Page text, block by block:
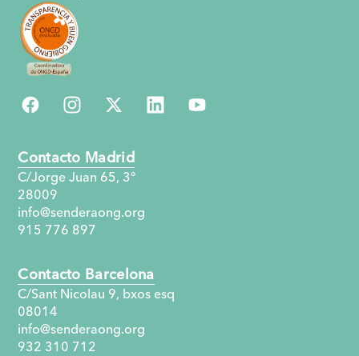
Contacto Madrid
C/Jorge Juan 65, 3°
28009
info@senderaong.org
915 776 897
Contacto Barcelona
C/Sant Nicolau 9, bxos esq
08014
info@senderaong.org
932 310 712